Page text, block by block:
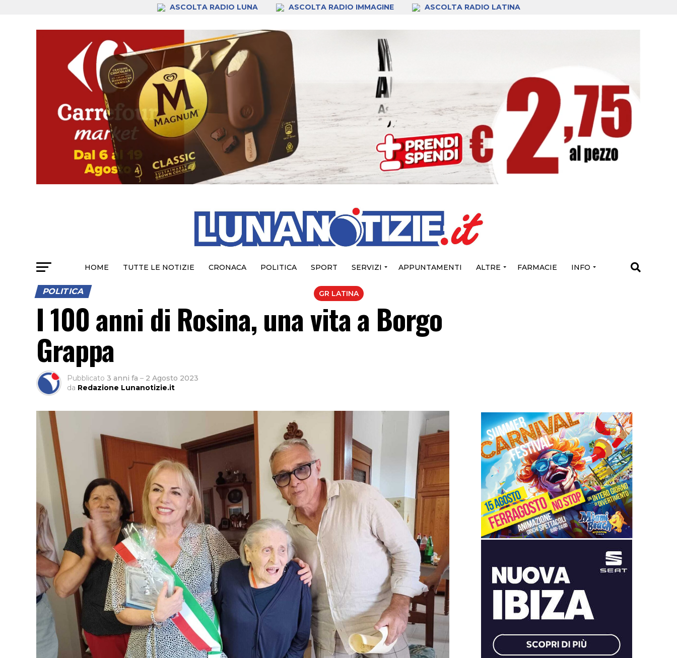
ASCOLTA RADIO LUNA ASCOLTA RADIO IMMAGINE ASCOLTA RADIO LATINA
HOME TUTTE LE NOTIZIE CRONACA POLITICA SPORT SERVIZI APPUNTAMENTI ALTRE FARMACIE INFO
GR LATINA
POLITICA
I 100 anni di Rosina, una vita a Borgo
Grappa
Pubblicato 3 anni fa – 2 Agosto 2023
da Redazione Lunanotizie.it